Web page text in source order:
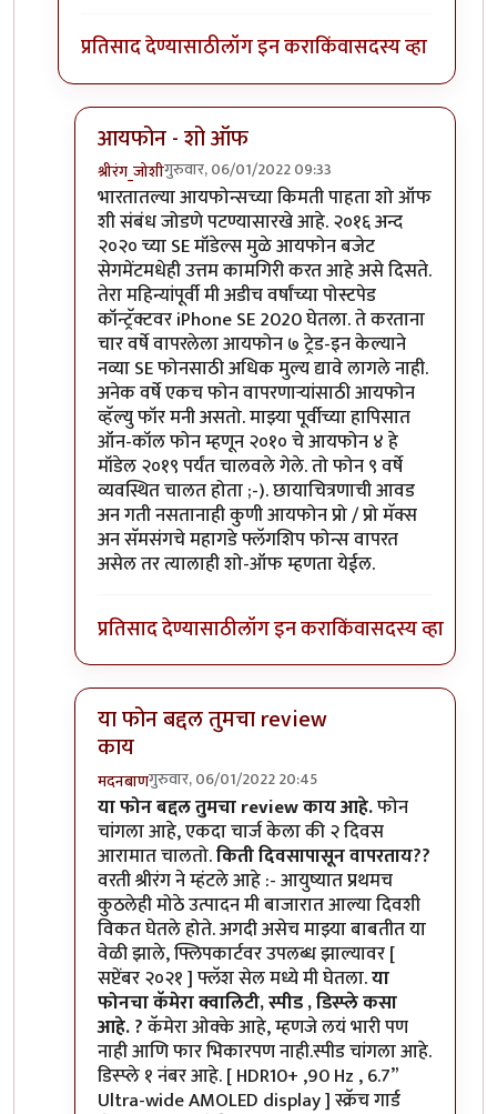
प्रतिसाद देण्यासाठीलॉग इन कराकिंवासदस्य व्हा
आयफोन - शो ऑफ
श्रीरंग_जोशीगुरुवार, 06/01/2022 09:33
In reply toमोटो एज 20byबापूसाहेब
भारतातल्या आयफोन्सच्या किमती पाहता शो ऑफ
शी संबंध जोडणे पटण्यासारखे आहे. २०१६ अन्द
२०२० च्या SE मॉडेल्स मुळे आयफोन बजेट
सेगमेंटमधेही उत्तम कामगिरी करत आहे असे दिसते.
तेरा महिन्यांपूर्वी मी अडीच वर्षांच्या पोस्टपेड
कॉन्ट्रॅक्टवर iPhone SE 2020 घेतला. ते करताना
चार वर्षे वापरलेला आयफोन ७ ट्रेड-इन केल्याने
नव्या SE फोनसाठी अधिक मुल्य द्यावे लागले नाही.
अनेक वर्षे एकच फोन वापरणार्‍यांसाठी आयफोन
व्हॅल्यु फॉर मनी असतो. माझ्या पूर्वीच्या हापिसात
ऑन-कॉल फोन म्हणून २०१० चे आयफोन ४ हे
मॉडेल २०१९ पर्यंत चालवले गेले. तो फोन ९ वर्षे
व्यवस्थित चालत होता ;-). छायाचित्रणाची आवड
अन गती नसतानाही कुणी आयफोन प्रो / प्रो मॅक्स
अन सॅमसंगचे महागडे फ्लॅगशिप फोन्स वापरत
असेल तर त्यालाही शो-ऑफ म्हणता येईल.
प्रतिसाद देण्यासाठीलॉग इन कराकिंवासदस्य व्हा
या फोन बद्दल तुमचा review
काय
मदनबाणगुरुवार, 06/01/2022 20:45
In reply toमोटो एज 20byबापूसाहेब
या फोन बद्दल तुमचा review काय आहे.फोन
चांगला आहे, एकदा चार्ज केला की २ दिवस
आरामात चालतो.किती दिवसापासून वापरताय??
वरती श्रीरंग ने म्हंटले आहे :- आयुष्यात प्रथमच
कुठलेही मोठे उत्पादन मी बाजारात आल्या दिवशी
विकत घेतले होते. अगदी असेच माझ्या बाबतीत या
वेळी झाले, फ्लिपकार्टवर उपलब्ध झाल्यावर [
सप्टेंबर २०२१ ] फ्लॅश सेल मध्ये मी घेतला.या
फोनचा कॅमेरा क्वालिटी, स्पीड , डिस्प्ले कसा
आहे. ?कॅमेरा ओक्के आहे, म्हणजे लयं भारी पण
नाही आणि फार भिकारपण नाही.स्पीड चांगला आहे.
डिस्प्ले १ नंबर आहे. [ HDR10+ ,90 Hz , 6.7”
Ultra-wide AMOLED display ] स्क्रॅच गार्ड